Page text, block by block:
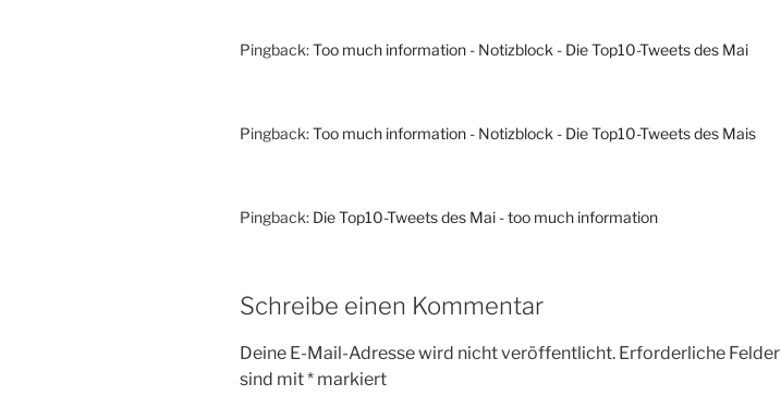
Pingback:Too much information - Notizblock - Die Top10-Tweets des Mai
Pingback:Too much information - Notizblock - Die Top10-Tweets des Mais
Pingback: Die Top10-Tweets des Mai - too much information
Schreibe einen Kommentar
Deine E-Mail-Adresse wird nicht veröffentlicht. Erforderliche Felder
sind mit* markiert